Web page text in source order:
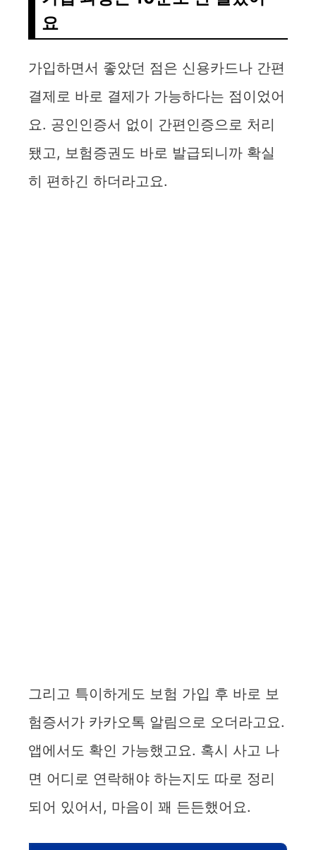
요
가입하면서 좋았던 점은 신용카드나 간편
결제로 바로 결제가 가능하다는 점이었어
요. 공인인증서 없이 간편인증으로 처리
됐고, 보험증권도 바로 발급되니까 확실
히 편하긴 하더라고요.
그리고 특이하게도 보험 가입 후 바로 보
험증서가 카카오톡 알림으로 오더라고요.
앱에서도 확인 가능했고요. 혹시 사고 나
면 어디로 연락해야 하는지도 따로 정리
되어 있어서, 마음이 꽤 든든했어요.